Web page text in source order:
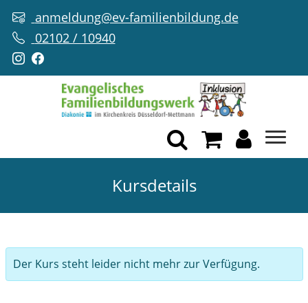
anmeldung@ev-familienbildung.de
02102 / 10940
Kursdetails
Der Kurs steht leider nicht mehr zur Verfügung.